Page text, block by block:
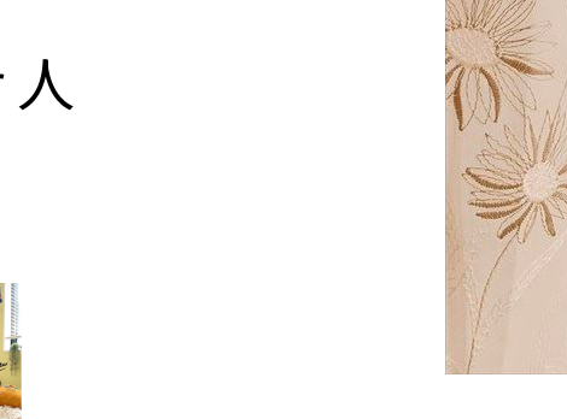
人